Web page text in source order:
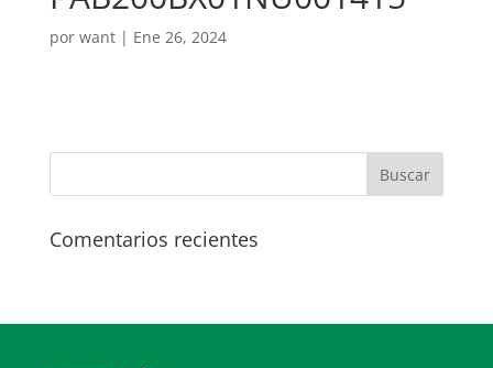
por want| Ene 26, 2024
Comentarios recientes